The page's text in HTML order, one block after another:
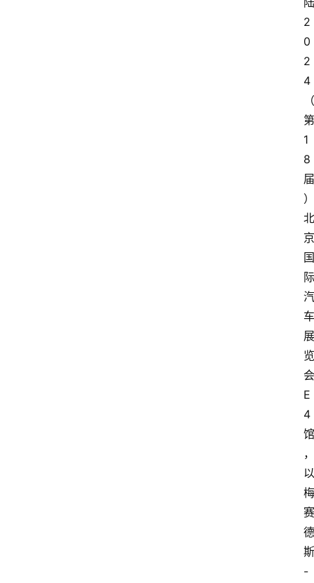
2
0
2
4
（
第
1
8
届
）
北
京
国
际
汽
车
展
览
会
E
4
馆
，
以
梅
赛
德
斯
-